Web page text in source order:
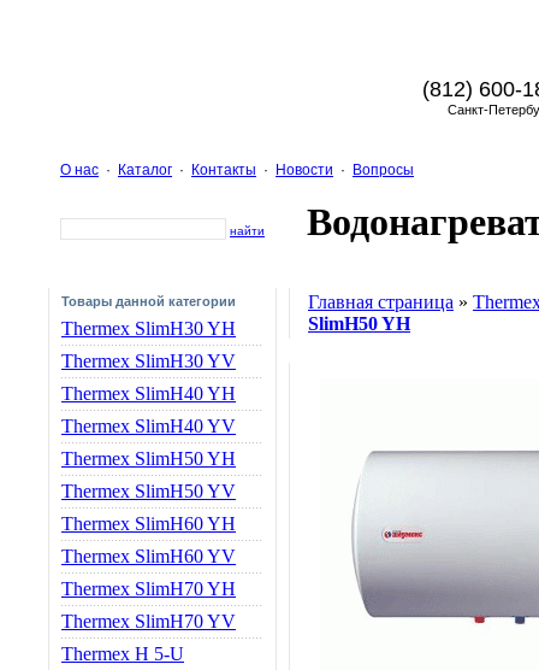
(812) 600-
Санкт-
О нас · Каталог · Контакты · Новости · Вопросы
найти
Товары данной категории
Thermex SlimH30 YH
Thermex SlimH30 YV
Thermex SlimH40 YH
Thermex SlimH40 YV
Thermex SlimH50 YH
Thermex SlimH50 YV
Thermex SlimH60 YH
Thermex SlimH60 YV
Thermex SlimH70 YH
Thermex SlimH70 YV
Thermex H 5-U
Главная страница »
SlimH50 YH